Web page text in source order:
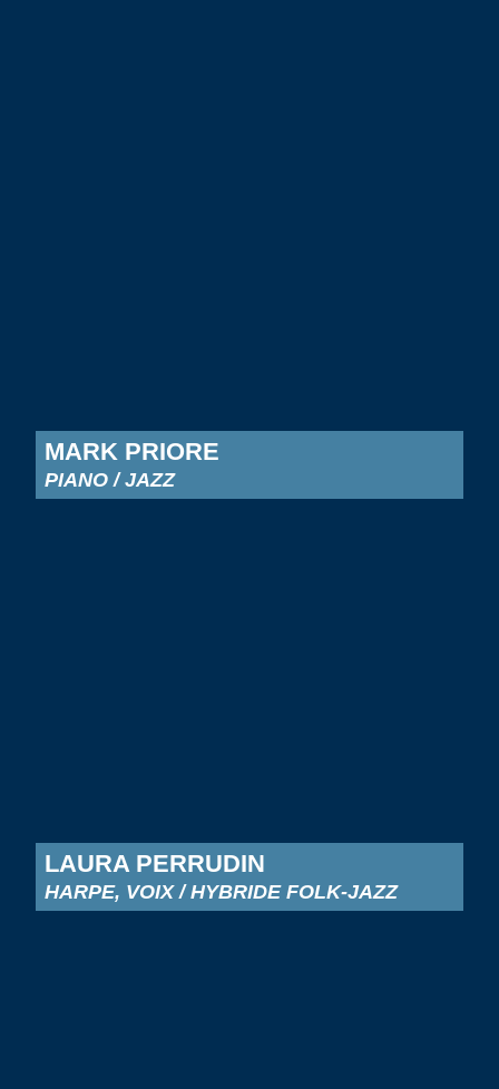
MARK PRIORE
PIANO / JAZZ
LAURA PERRUDIN
HARPE, VOIX / HYBRIDE FOLK-JAZZ